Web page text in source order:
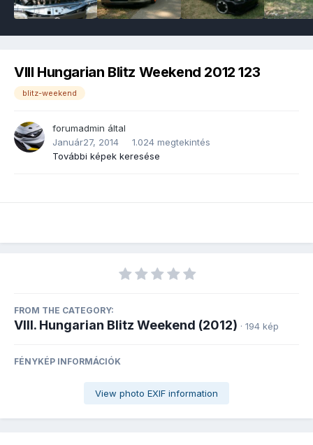
VIII Hungarian Blitz Weekend 2012 123
blitz-weekend
forumadmin által
Január27, 2014
1.024 megtekintés
További képek keresése
FROM THE CATEGORY:
VIII. Hungarian Blitz Weekend (2012) · 194 kép
FÉNYKÉP INFORMÁCIÓK
View photo EXIF information